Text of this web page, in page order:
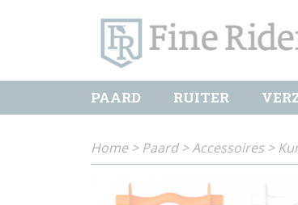
PAARD RUITER
Home>Paard>Accessoires>